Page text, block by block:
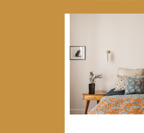
Déco & Linge de maison
Linge de table
Sacs & pochettes
Mode